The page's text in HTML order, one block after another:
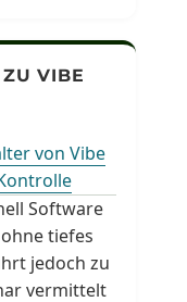
VIBE
von Vibe
Software
tiefes
jedoch zu
vermittelt